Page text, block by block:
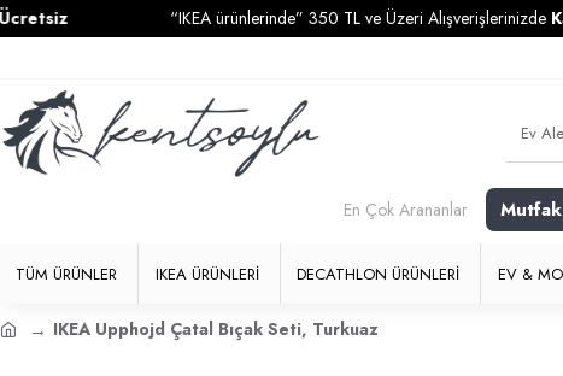
“IKEA ürünlerinde” 350 TL ve Üzeri AlışverişlerinizdeKargo
En Çok Arananlar Mutfak
TÜM ÜRÜNLER IKEA ÜRÜNLERI DECATHLON ÜRÜNLERI EV &
IKEA Upphojd Çatal Bıçak Seti, Turkuaz